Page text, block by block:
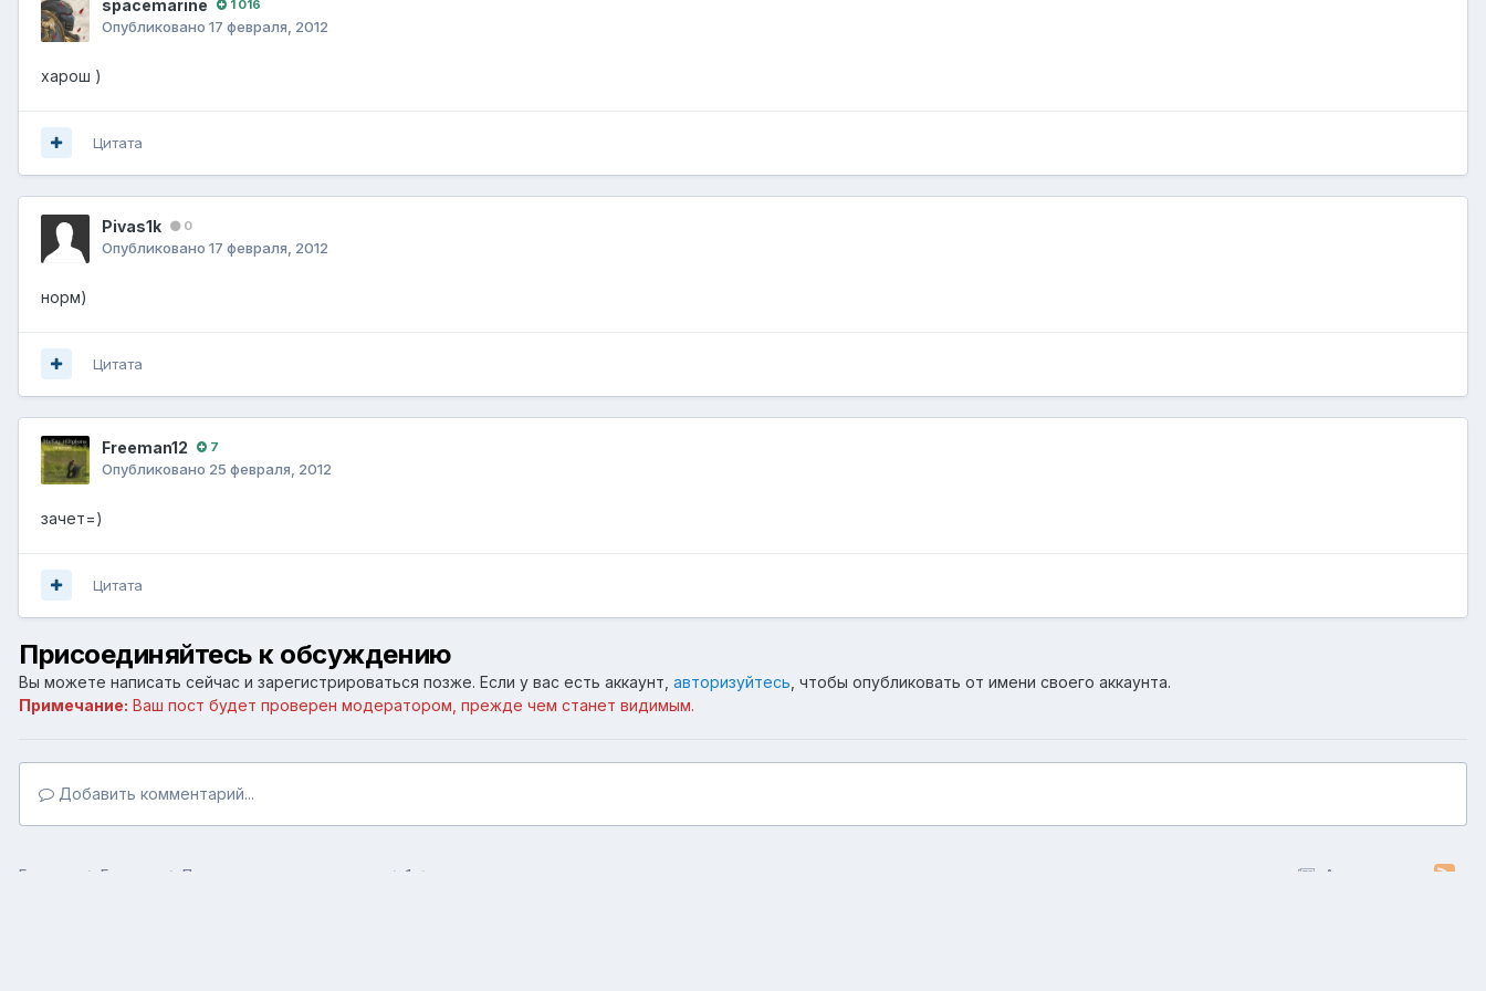
spacemarine 1 016
Опубликовано 17 февраля, 2012
харош )
Цитата
Pivas1k 0
Опубликовано 17 февраля, 2012
норм)
Цитата
Freeman12 7
Опубликовано 25 февраля, 2012
зачет=)
Цитата
Присоединяйтесь к обсуждению
Вы можете написать сейчас и зарегистрироваться позже. Если у вас есть аккаунт, авторизуйтесь , чтобы опубликовать от имени своего аккаунта.
Примечание: Ваш пост будет проверен модератором, прежде чем станет видимым.
Добавить комментарий...
Активность
Главная Галерея Пользовательские галереи 1